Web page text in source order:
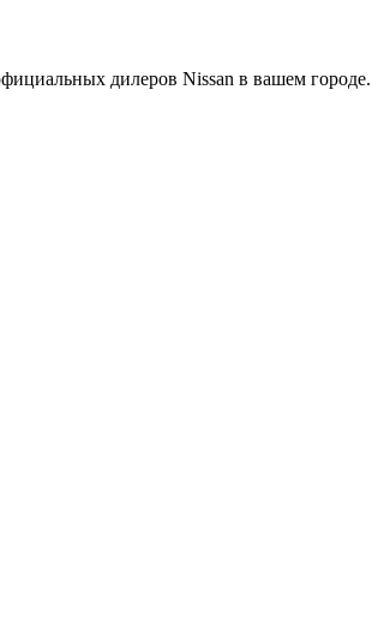
дилеров Nissan в вашем городе.